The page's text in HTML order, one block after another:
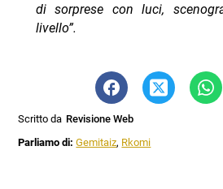
di sorprese con luci,
livello”.
Scritto da Revisione Web
Parliamo di:Gemitaiz, Rkomi